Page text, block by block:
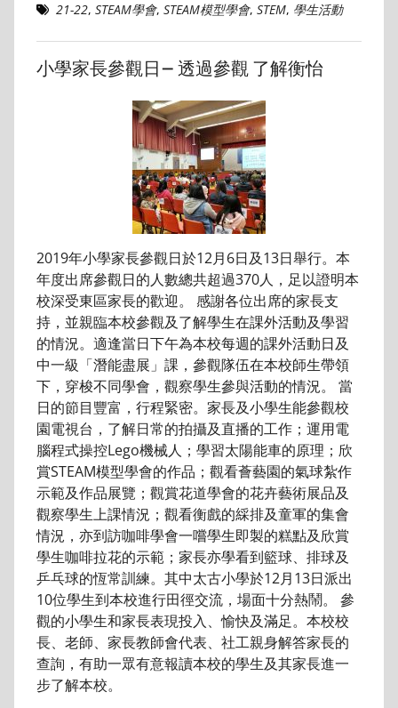
21-22, STEAM學會, STEAM模型學會, STEM, 學生活動
小學家長參觀日– 透過參觀 了解衡怡
2019年小學家長參觀日於12月6日及13日舉行。本
年度出席參觀日的人數總共超過370人，足以證明本
校深受東區家長的歡迎。 感謝各位出席的家長支
持，並親臨本校參觀及了解學生在課外活動及學習
的情況。適逢當日下午為本校每週的課外活動日及
中一級「潛能盡展」課，參觀隊伍在本校師生帶領
下，穿梭不同學會，觀察學生參與活動的情況。 當
日的節目豐富，行程緊密。家長及小學生能參觀校
園電視台，了解日常的拍攝及直播的工作；運用電
腦程式操控Lego機械人；學習太陽能車的原理；欣
賞STEAM模型學會的作品；觀看薈藝園的氣球紮作
示範及作品展覽；觀賞花道學會的花卉藝術展品及
觀察學生上課情況；觀看衡戲的綵排及童軍的集會
情況，亦到訪咖啡學會一嚐學生即製的糕點及欣賞
學生咖啡拉花的示範；家長亦學看到籃球、排球及
乒乓球的恆常訓練。其中太古小學於12月13日派出
10位學生到本校進行田徑交流，場面十分熱鬧。 參
觀的小學生和家長表現投入、愉快及滿足。本校校
長、老師、家長教師會代表、社工親身解答家長的
查詢，有助一眾有意報讀本校的學生及其家長進一
步了解本校。